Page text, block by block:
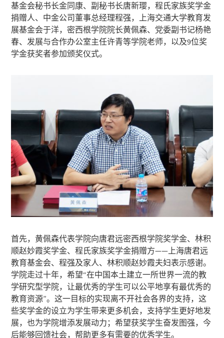
基金会秘书长金同康、副秘书长唐新璎，程氏家族奖学金
捐赠人、中金公司董事总经理程强，上海交通大学教育发
展基金会于洋，密西根学院院长黄佩森、党委副书记杨艳
春、发展与合作办公室主任许青等学院老师，以及9位奖
学金获奖者参加颁奖仪式。
首先，黄佩森代表学院向唐君远密西根学院奖学金、林积
顺赵妙霞奖学金、程氏家族奖学金捐赠方——上海唐君远
教育基金会、程强及家人、林积顺赵妙霞夫妇表示感谢。
学院走过十年，希望“在中国本土建立一所世界一流的教
学研究型学院，让最优秀的学生可以公平地享有最优秀的
教育资源”。这一目标的实现离不开社会各界的支持，这
些奖学金的设立为学生带来更多机会，支持学生更好地发
展，也为学院增添发展动力；希望获奖学生奋发图强，今
后能够回馈社会，帮助更多有需要的优秀学生。